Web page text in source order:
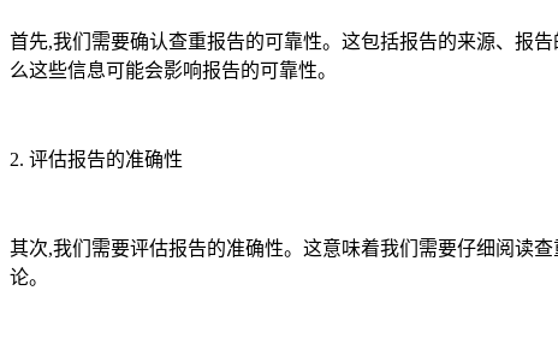
首先,我们需要确认查重报告的可靠性。这包括报告的来源、报
么这些信息可能会影响报告的可靠性。
2. 评估报告的准确性
其次,我们需要评估报告的准确性。这意味着我们需要仔细阅读
论。